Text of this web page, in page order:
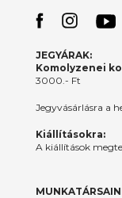
JEGYÁRAK:
Komolyzenei
3000.- Ft
Jegyvásárlásra a
Kiállításokra:
A kiállítások